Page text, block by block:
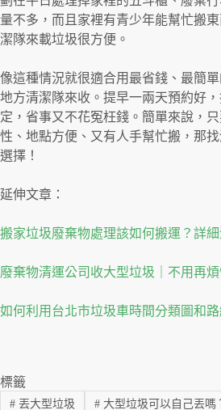
量不多，而且家裡有青少年能幫忙搬
潔隊來載垃圾很方便。
像這種情況就很適合用最省錢、最簡
地方清潔隊來收。提早一兩天預約好
定，省事又不花冤枉錢。簡單來說，
性、地點方便、又有人手幫忙搬，那
選擇！
延伸文章：
搬家垃圾廢棄物處理該如何搬運？詳
廢棄物清運公司收大型垃圾｜不用再
如何利用台北市垃圾車時間分類圖和
標籤
#丟大型垃圾 #大型垃圾可以自己丟嗎